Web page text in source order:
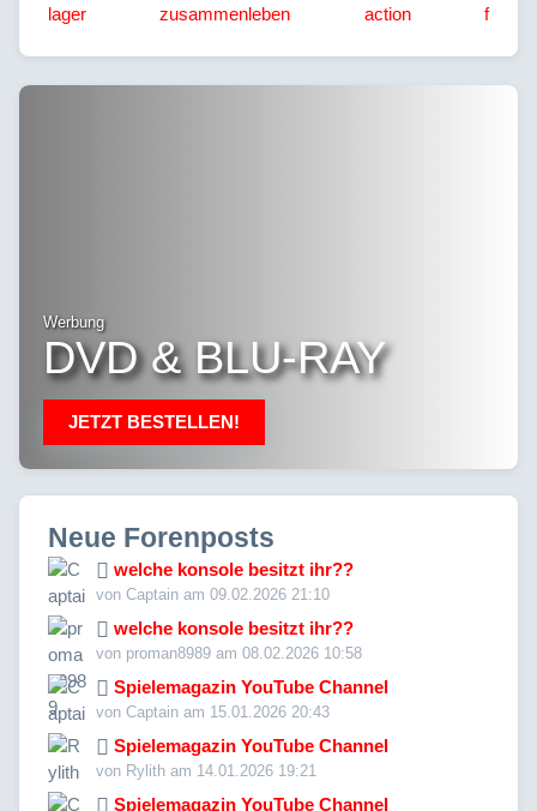
lager
zusammenleben action f
Werbung
DVD & BLU-RAY
JETZT BESTELLEN!
Neue Forenposts
welche konsole besitzt ihr??
von Captain am 09.02.2026 21:10
welche konsole besitzt ihr??
von proman8989 am 08.02.2026 10:58
Spielemagazin YouTube Channel
von Captain am 15.01.2026 20:43
Spielemagazin YouTube Channel
von Rylith am 14.01.2026 19:21
Spielemagazin YouTube Channel